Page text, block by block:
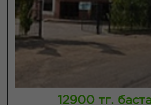
12900 тг.